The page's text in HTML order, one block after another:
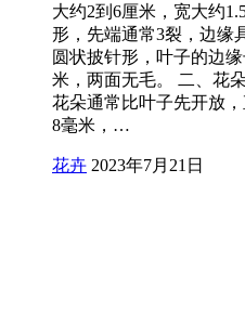
大约2到6厘米，宽大约
形，先端通常3裂，边缘
圆状披针形，叶子的边
米，两面无毛。 二、花
花朵通常比叶子先开放
8毫米，…
花卉 2023年7月21日